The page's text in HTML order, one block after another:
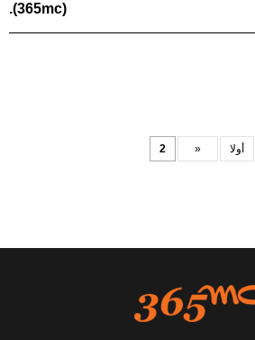
(365mc).
أولا «
2